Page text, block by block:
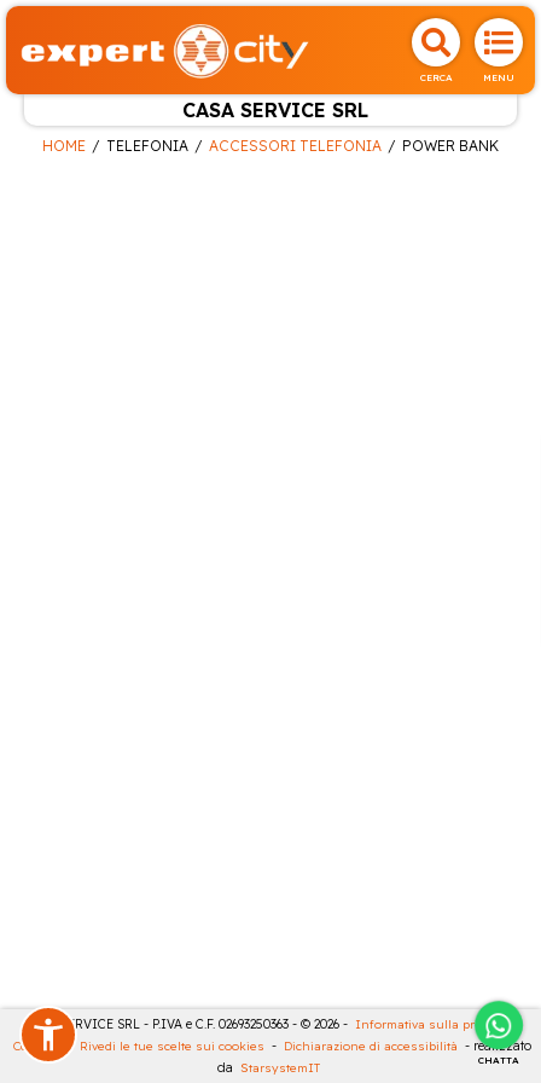
CERCA MENU
CASA SERVICE SRL
CHATTA
HOME TELEFONIA ACCESSORI TELEFONIA POWER BANK
CASA SERVICE SRL - P.IVA e C.F. 02693250363 - © 2026 - Informativa sulla privacy -
Cookies
- Rivedi le tue scelte sui cookies - Dichiarazione di accessibilità - realizzato
da StarsystemIT